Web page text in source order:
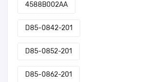
4588B002AA
D85-0842-201
D85-0852-201
D85-0862-201